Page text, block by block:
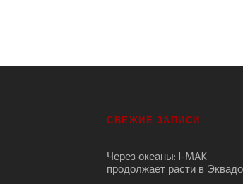
СВЕЖИЕ ЗАПИСИ
Через океаны: I-MAK
продолжает расти в